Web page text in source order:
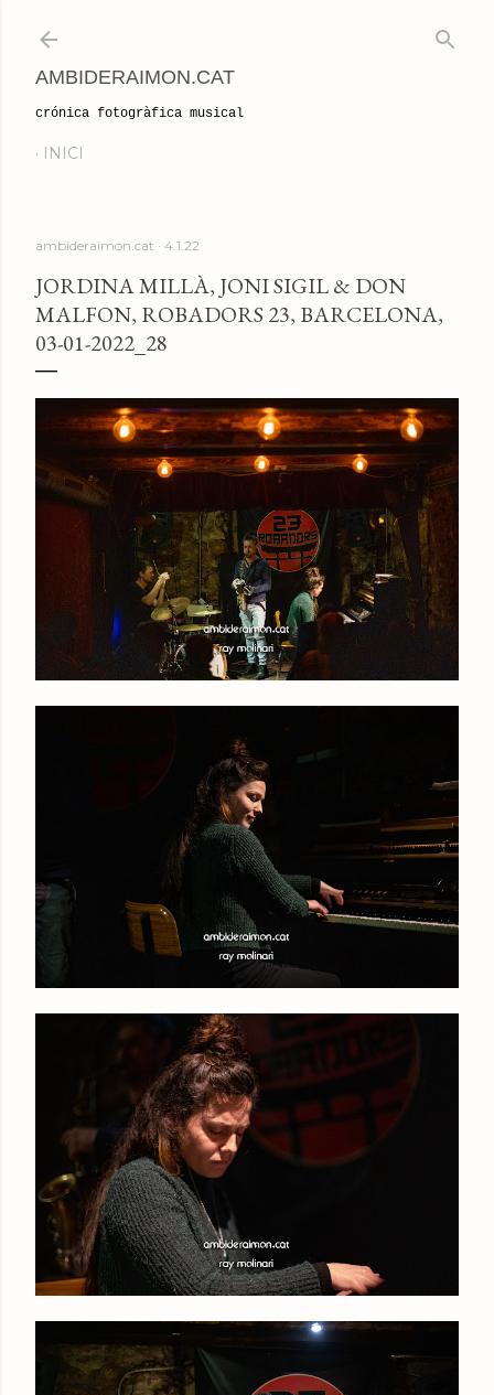
AMBIDERAIMON.CAT
crónica fotogràfica musical
INICI
ambideraimon.cat 4.1.22
JORDINA MILLÀ, JONI SIGIL & DON
MALFON, ROBADORS 23, BARCELONA,
03-01-2022_28